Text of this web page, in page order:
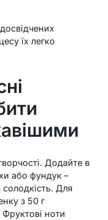
їх легко
Додайте в
або фундук –
солодкість. Для
з 50 г
ноти